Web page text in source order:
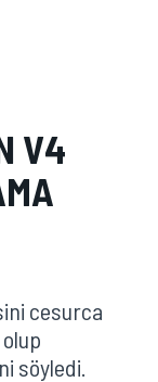
V4
cesurca
söyledi.